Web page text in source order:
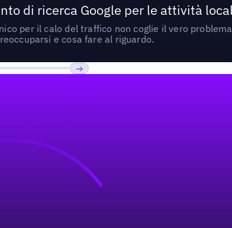
di ricerca Google per le attività
per il calo del traffico non coglie il vero
e cosa fare al riguardo.